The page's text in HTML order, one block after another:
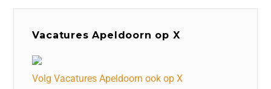
Vacatures Apeldoorn op X
Volg Vacatures Apeldoorn ook op X